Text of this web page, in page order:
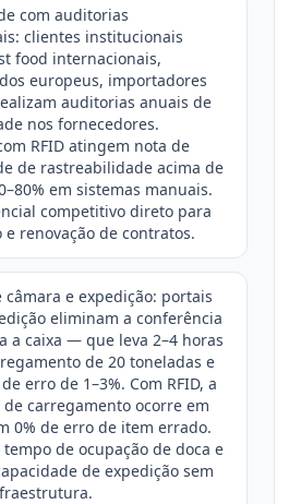
com auditorias
clientes institucionais
food internacionais,
europeus, importadores
auditorias anuais de
nos fornecedores.
RFID atingem nota de
de rastreabilidade acima de
em sistemas manuais.
competitivo direto para
e renovação de contratos.
câmara e expedição: portais
eliminam a conferência
a caixa — que leva 2–4 horas
de 20 toneladas e
erro de 1–3%. Com RFID, a
carregamento ocorre em
0% de erro de item errado.
de ocupação de doca e
de expedição sem